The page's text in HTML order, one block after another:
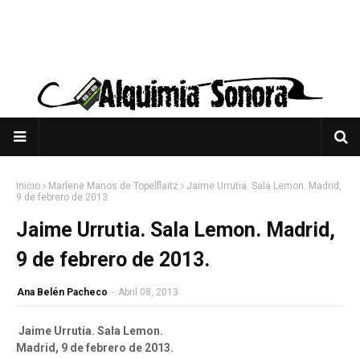
Inicio Marlene Manos de Topelflaitz
Jaime Urrutia. Sala Lemon. Madrid,
9 de febrero de 2013.
Jaime Urrutia. Sala Lemon. Madrid,
9 de febrero de 2013.
Ana Belén Pacheco - Abril 08, 2013
Jaime Urrutia. Sala Lemon.
Madrid, 9 de febrero de 2013.